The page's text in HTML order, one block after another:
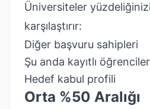
Üniversiteler
karşılaştırır:
Diğer başvuru sahipleri
Şu anda kayıtlı öğrenciler
Hedef kabul profili
Orta %50 Aralığı